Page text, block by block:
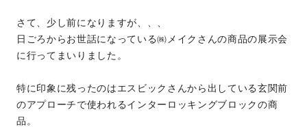
さて、少し前になりますが、、、
日ごろからお世話になっている㈱メイクさんの商品の展示会
に行ってまいりました。
特に印象に残ったのはエスビックさんから出している玄関前
のアプローチで使われるインターロッキングブロックの商
品。